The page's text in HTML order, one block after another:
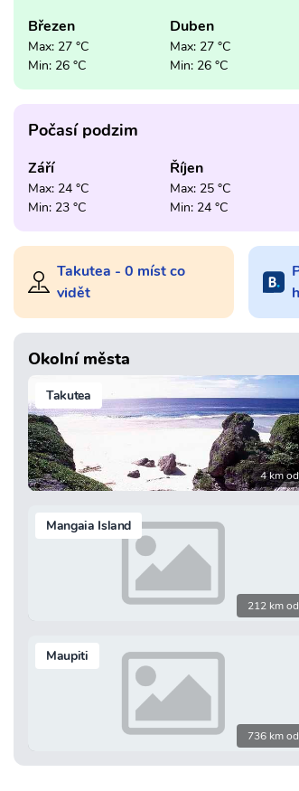
Březen
Max: 27 °C
Min: 26 °C
Duben
Max: 27 °C
Min: 26 °C
Počasí podzim
Září
Max: 24 °C
Min: 23 °C
Říjen
Max: 25 °C
Min: 24 °C
Takutea - 0 míst co
vidět
Okolní města
Takutea
4 km od
Mangaia Island
212 km od
Maupiti
736 km od